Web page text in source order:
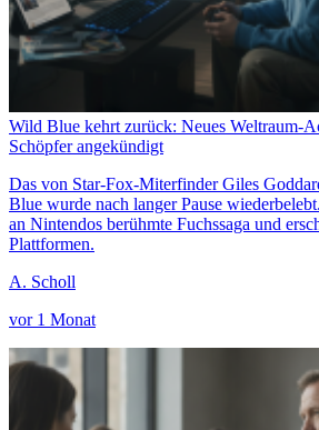
Wild Blue kehrt zurück: Neues Weltraum-
Schöpfer angekündigt
Das von Star-Fox-Miterfinder Giles
Blue wurde nach langer Pause
an Nintendos berühmte Fuchssaga und
Plattformen.
A. Scholl
vor 1 Monat